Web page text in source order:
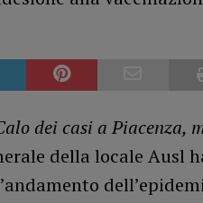
dei casi a Piacenza,
della locale Ausl